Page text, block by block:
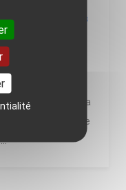
dans les
du projet
de fournir à la
Climat un bilan de